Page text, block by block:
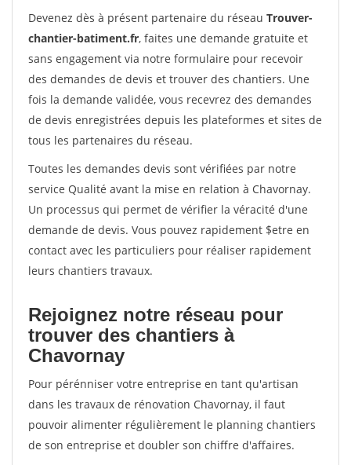
Devenez dès à présent partenaire du réseau Trouver-
chantier-batiment.fr, faites une demande gratuite et
sans engagement via notre formulaire pour recevoir
des demandes de devis et trouver des chantiers. Une
fois la demande validée, vous recevrez des demandes
de devis enregistrées depuis les plateformes et sites de
tous les partenaires du réseau.
Toutes les demandes devis sont vérifiées par notre
service Qualité avant la mise en relation à Chavornay.
Un processus qui permet de vérifier la véracité d'une
demande de devis. Vous pouvez rapidement $etre en
contact avec les particuliers pour réaliser rapidement
leurs chantiers travaux.
Rejoignez notre réseau pour
trouver des chantiers à
Chavornay
Pour pérénniser votre entreprise en tant qu'artisan
dans les travaux de rénovation Chavornay, il faut
pouvoir alimenter régulièrement le planning chantiers
de son entreprise et doubler son chiffre d'affaires.